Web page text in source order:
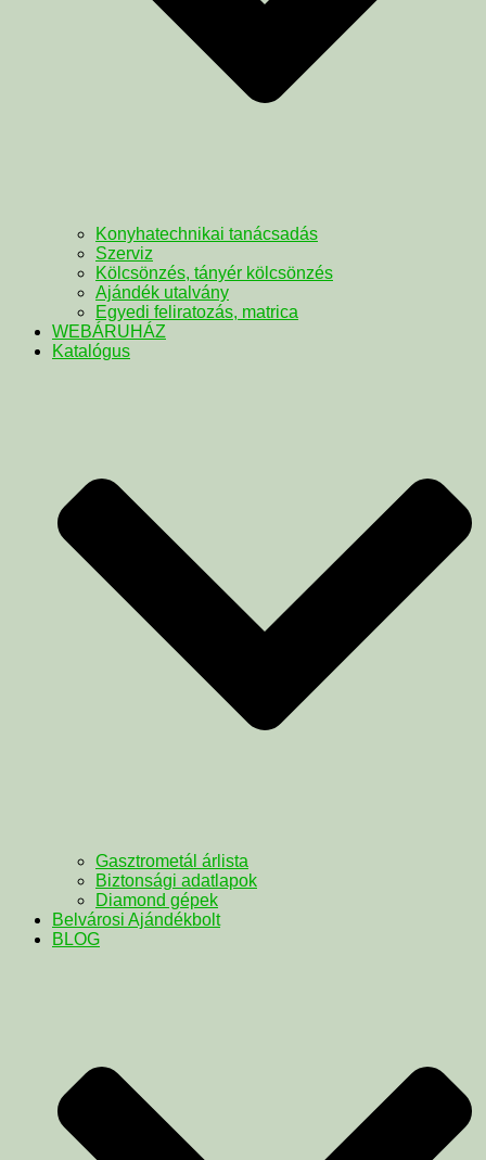
Konyhatechnikai tanácsadás
Szerviz
Kölcsönzés, tányér kölcsönzés
Ajándék utalvány
Egyedi feliratozás, matrica
WEBÁRUHÁZ
Katalógus
Gasztrometál árlista
Biztonsági adatlapok
Diamond gépek
Belvárosi Ajándékbolt
BLOG